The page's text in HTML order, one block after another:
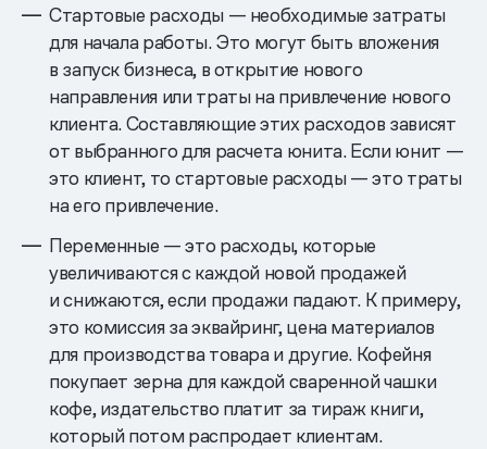
Стартовые расходы — необходимые затраты
для начала работы. Это могут быть вложения
в запуск бизнеса, в открытие нового
направления или траты на привлечение нового
клиента. Составляющие этих расходов зависят
от выбранного для расчета юнита. Если юнит —
это клиент, то стартовые расходы — это траты
на его привлечение.
Переменные — это расходы, которые
увеличиваются с каждой новой продажей
и снижаются, если продажи падают. К примеру,
это комиссия за эквайринг, цена материалов
для производства товара и другие. Кофейня
покупает зерна для каждой сваренной чашки
кофе, издательство платит за тираж книги,
который потом распродает клиентам.